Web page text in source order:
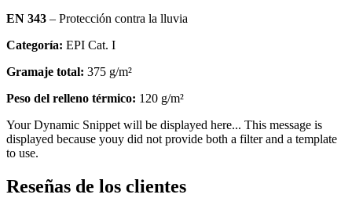
EN 343 – Protección contra la lluvia
Categoría: EPI Cat. I
Gramaje total: 375 g/m²
Peso del relleno térmico: 120 g/m²
Your Dynamic Snippet will be displayed here... This message is
displayed because youy did not provide both a filter and a template
to use.
Reseñas de los clientes